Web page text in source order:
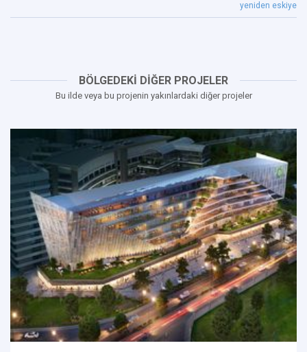
yeniden eskiye
BÖLGEDEKİ DİĞER PROJELER
Bu ilde veya bu projenin yakınlardaki diğer projeler